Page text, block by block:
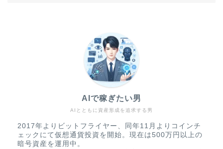
AIとともに資産形成を追求する男
AIで稼ぎたい男
2017年よりビットフライヤー、同年11月よりコインチ
ェックにて仮想通貨投資を開始。現在は500万円以上の
暗号資産を運用中。